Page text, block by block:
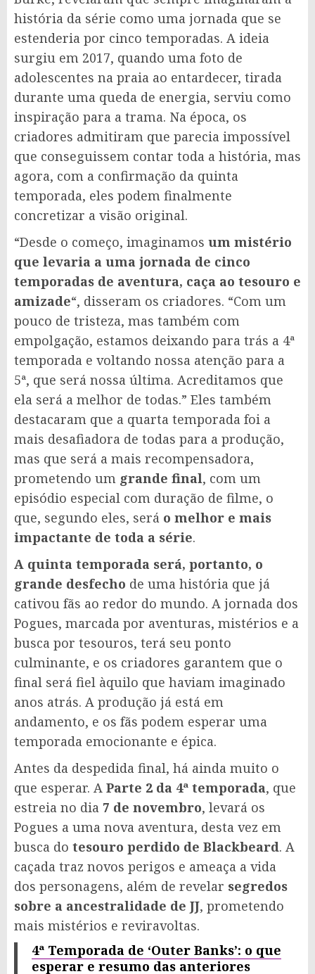
história da série como uma jornada que se
estenderia por cinco temporadas. A ideia
surgiu em 2017, quando uma foto de
adolescentes na praia ao entardecer, tirada
durante uma queda de energia, serviu como
inspiração para a trama. Na época, os
criadores admitiram que parecia impossível
que conseguissem contar toda a história, mas
agora, com a confirmação da quinta
temporada, eles podem finalmente
concretizar a visão original.
“Desde o começo, imaginamos um mistério
que levaria a uma jornada de cinco
temporadas de aventura, caça ao tesouro e
amizade“, disseram os criadores. “Com um
pouco de tristeza, mas também com
empolgação, estamos deixando para trás a 4ª
temporada e voltando nossa atenção para a
5ª, que será nossa última. Acreditamos que
ela será a melhor de todas.” Eles também
destacaram que a quarta temporada foi a
mais desafiadora de todas para a produção,
mas que será a mais recompensadora,
prometendo um grande final, com um
episódio especial com duração de filme, o
que, segundo eles, será o melhor e mais
impactante de toda a série.
A quinta temporada será, portanto, o
grande desfecho de uma história que já
cativou fãs ao redor do mundo. A jornada dos
Pogues, marcada por aventuras, mistérios e a
busca por tesouros, terá seu ponto
culminante, e os criadores garantem que o
final será fiel àquilo que haviam imaginado
anos atrás. A produção já está em
andamento, e os fãs podem esperar uma
temporada emocionante e épica.
Antes da despedida final, há ainda muito o
que esperar. A Parte 2 da 4ª temporada, que
estreia no dia 7 de novembro, levará os
Pogues a uma nova aventura, desta vez em
busca do tesouro perdido de Blackbeard. A
caçada traz novos perigos e ameaça a vida
dos personagens, além de revelar segredos
sobre a ancestralidade de JJ, prometendo
mais mistérios e reviravoltas.
4ª Temporada de ‘Outer Banks’: o que
esperar e resumo das anteriores